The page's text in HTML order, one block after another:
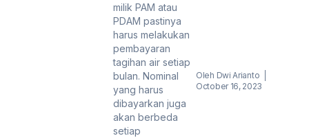
milik PAM atau
PDAM pastinya
harus melakukan
pembayaran
tagihan air setiap
bulan. Nominal
yang harus
dibayarkan juga
akan berbeda
setiap
Oleh Dwi Arianto
October 16, 2023